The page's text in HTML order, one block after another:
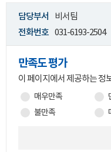
담당부서
비서팀
전화번호 031-6193-2504
만족도 평가
이 페이지에서 제공하는 정
매우만족
불만족